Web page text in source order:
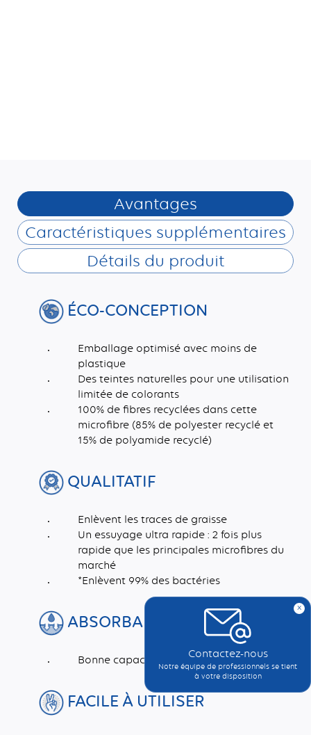
Avantages
Caractéristiques supplémentaires
Détails du produit
ÉCO-CONCEPTION
Emballage optimisé avec moins de
plastique
Des teintes naturelles pour une utilisation
limitée de colorants
100% de fibres recyclées dans cette
microfibre (85% de polyester recyclé et
15% de polyamide recyclé)
QUALITATIF
Enlèvent les traces de graisse
Un essuyage ultra rapide : 2 fois plus
rapide que les principales microfibres du
marché
*Enlèvent 99% des bactéries
ABSORBANT
Bonne capacité d'absorption 400%
FACILE À UTILISER
x
Contactez-nous
Notre équipe de professionnels se tient
à votre disposition